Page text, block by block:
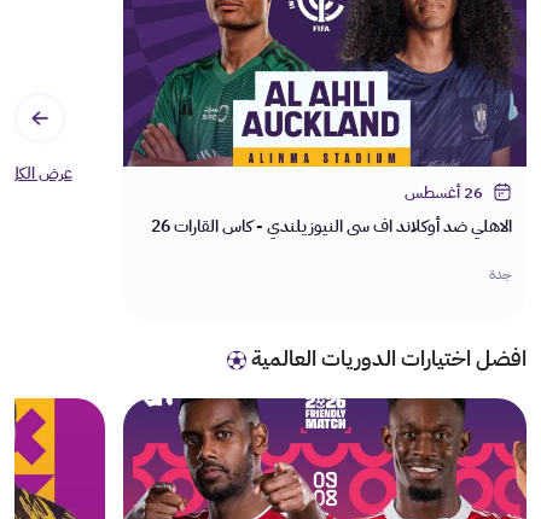
26 أغسطس
الاهلي ضد أوكلاند اف سي النيوزيلندي - كاس القارات 26
جدة
عرض الكل
افضل اختيارات الدوريات العالمية